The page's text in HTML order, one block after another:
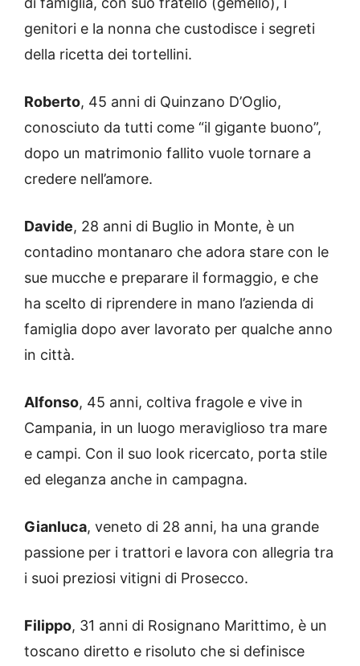
genitori e la nonna che custodisce i segreti
della ricetta dei tortellini.
Roberto, 45 anni di Quinzano D’Oglio,
conosciuto da tutti come “il gigante buono”,
dopo un matrimonio fallito vuole tornare a
credere nell’amore.
Davide, 28 anni di Buglio in Monte, è un
contadino montanaro che adora stare con le
sue mucche e preparare il formaggio, e che
ha scelto di riprendere in mano l’azienda di
famiglia dopo aver lavorato per qualche anno
in città.
Alfonso, 45 anni, coltiva fragole e vive in
Campania, in un luogo meraviglioso tra mare
e campi. Con il suo look ricercato, porta stile
ed eleganza anche in campagna.
Gianluca, veneto di 28 anni, ha una grande
passione per i trattori e lavora con allegria tra
i suoi preziosi vitigni di Prosecco.
Filippo, 31 anni di Rosignano Marittimo, è un
toscano diretto e risoluto che si definisce